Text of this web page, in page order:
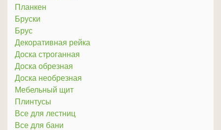
Планкен
Бруски
Брус
Декоративная рейка
Доска строганная
Доска обрезная
Доска необрезная
Мебельный щит
Плинтусы
Все для лестниц
Все для бани